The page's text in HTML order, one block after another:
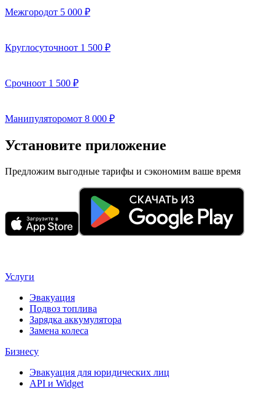
Межгородот 5 000 ₽
Круглосуточноот 1 500 ₽
Срочноот 1 500 ₽
Манипуляторомот 8 000 ₽
Установите приложение
Предложим выгодные тарифы и сэкономим ваше время
Услуги
Эвакуация
Подвоз топлива
Зарядка аккумулятора
Замена колеса
Бизнесу
Эвакуация для юридических лиц
API и Widget